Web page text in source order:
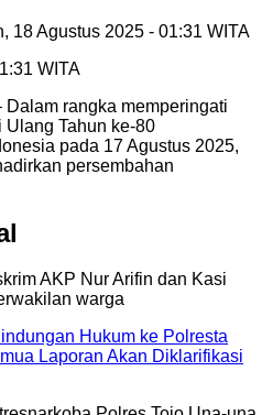
18 Agustus 2025 - 01:31 WITA
WITA
rangka memperingati
Ulang Tahun ke-80
pada 17 Agustus 2025,
persembahan
Hukum ke Polresta
Laporan Akan Diklarifikasi